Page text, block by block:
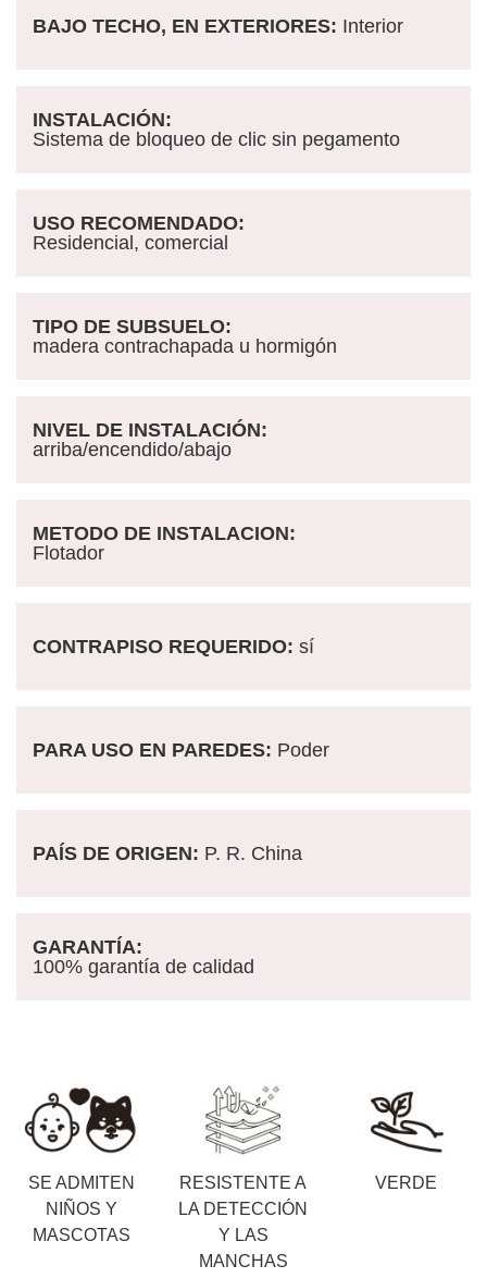
BAJO TECHO, EN EXTERIORES: Interior
INSTALACIÓN:
Sistema de bloqueo de clic sin pegamento
USO RECOMENDADO:
Residencial, comercial
TIPO DE SUBSUELO:
madera contrachapada u hormigón
NIVEL DE INSTALACIÓN:
arriba/encendido/abajo
METODO DE INSTALACION:
Flotador
CONTRAPISO REQUERIDO: sí
PARA USO EN PAREDES: Poder
PAÍS DE ORIGEN: P. R. China
GARANTÍA:
100% garantía de calidad
SE ADMITEN
NIÑOS Y
MASCOTAS
RESISTENTE A
LA DETECCIÓN
Y LAS
MANCHAS
VERDE